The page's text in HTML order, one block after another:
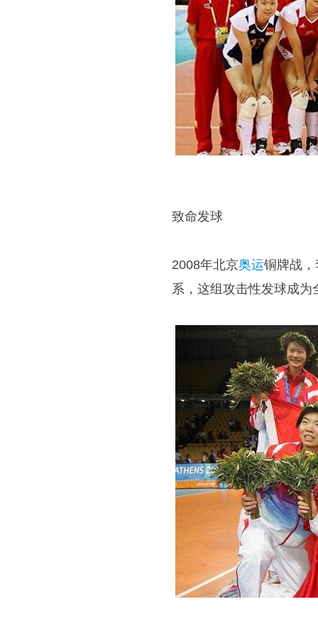
致命发球
2008年北京奥运铜牌战
系，这组攻击性发球成为